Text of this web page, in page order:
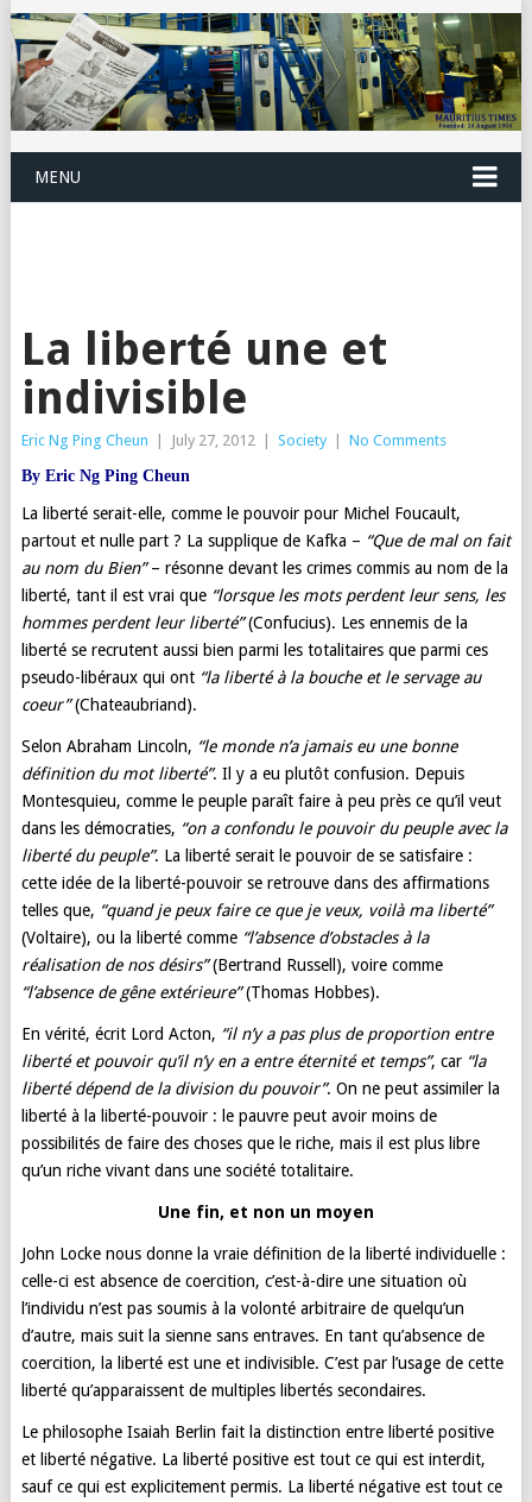
MENU
La liberté une et
indivisible
Eric Ng Ping Cheun July 27, 2012 Society
No Comments
By Eric Ng Ping Cheun
La liberté serait-elle, comme le pouvoir pour Michel Foucault,
partout et nulle part ? La supplique de Kafka – “Que de mal on fait
au nom du Bien”– résonne devant les crimes commis au nom de la
liberté, tant il est vrai que “lorsque les mots perdent leur sens, les
hommes perdent leur liberté”(Confucius). Les ennemis de la
liberté se recrutent aussi bien parmi les totalitaires que parmi ces
pseudo-libéraux qui ont “la liberté à la bouche et le servage au
coeur”(Chateaubriand).
Selon Abraham Lincoln, “le monde n’a jamais eu une bonne
définition du mot liberté”. Il y a eu plutôt confusion. Depuis
Montesquieu, comme le peuple paraît faire à peu près ce qu’il veut
dans les démocraties, “on a confondu le pouvoir du peuple avec la
liberté du peuple”. La liberté serait le pouvoir de se satisfaire :
cette idée de la liberté-pouvoir se retrouve dans des affirmations
telles que, “quand je peux faire ce que je veux, voilà ma liberté”
(Voltaire), ou la liberté comme “l’absence d’obstacles à la
réalisation de nos désirs”(Bertrand Russell), voire comme
“l’absence de gêne extérieure”(Thomas Hobbes).
En vérité, écrit Lord Acton, “il n’y a pas plus de proportion entre
liberté et pouvoir qu’il n’y en a entre éternité et temps”, car “la
liberté dépend de la division du pouvoir”. On ne peut assimiler la
liberté à la liberté-pouvoir : le pauvre peut avoir moins de
possibilités de faire des choses que le riche, mais il est plus libre
qu’un riche vivant dans une société totalitaire.
Une fin, et non un moyen
John Locke nous donne la vraie définition de la liberté individuelle :
celle-ci est absence de coercition, c’est-à-dire une situation où
l’individu n’est pas soumis à la volonté arbitraire de quelqu’un
d’autre, mais suit la sienne sans entraves. En tant qu’absence de
coercition, la liberté est une et indivisible. C’est par l’usage de cette
liberté qu’apparaissent de multiples libertés secondaires.
Le philosophe Isaiah Berlin fait la distinction entre liberté positive
et liberté négative. La liberté positive est tout ce qui est interdit,
sauf ce qui est explicitement permis. La liberté négative est tout ce